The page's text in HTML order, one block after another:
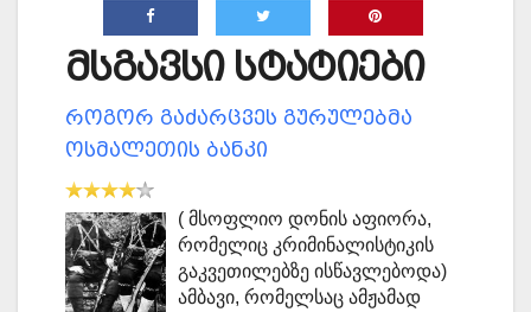
მსგავსი სტატიები
როგორ გაძარცვეს გურულებმა
ოსმალეთის ბანკი
( მსოფლიო დონის აფიორა,
რომელიც კრიმინალისტიკის
გაკვეთილებზე ისწავლებოდა)
ამბავი, რომელსაც ამჟამად